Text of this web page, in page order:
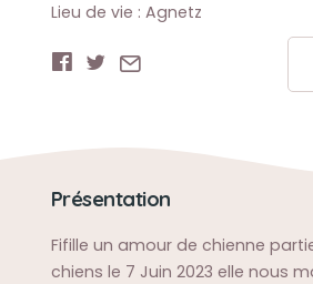
Lieu de vie : Agnetz
Présentation
Fifille un amour de chienne
chiens le 7 Juin 2023 elle nous